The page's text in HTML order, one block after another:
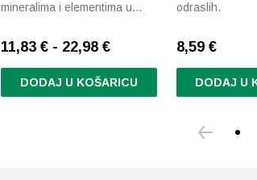
mineralima i elementima u…
11,83 € - 22,98 €
DODAJ U KOŠARICU
odraslih.
8,59 €
DODAJ U